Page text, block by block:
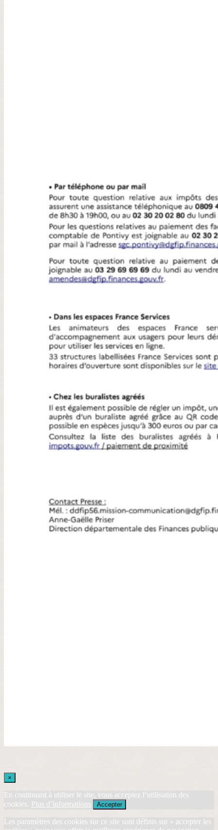
×
En continuant à utiliser le site, vous acceptez l’utilisation des
cookies. Plus d’informations Accepter
Les paramètres des cookies sur ce site sont définis sur « accepter les